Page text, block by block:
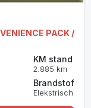
PACK /
KM stand
2.885 km
Brandstof
Elekstrisch